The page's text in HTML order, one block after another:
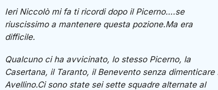
Ieri Niccolò mi fa ti ricordi dopo il Picerno….se
riuscissimo a mantenere questa pozione.Ma era
difficile.
Qualcuno ci ha avvicinato, lo stesso Picerno, la
Casertana, il Taranto, il Benevento senza dimenticare
Avellino.Ci sono state sei sette squadre alternate al